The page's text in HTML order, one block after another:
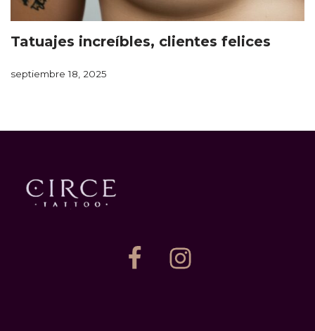
Tatuajes increíbles, clientes felices
septiembre 18, 2025